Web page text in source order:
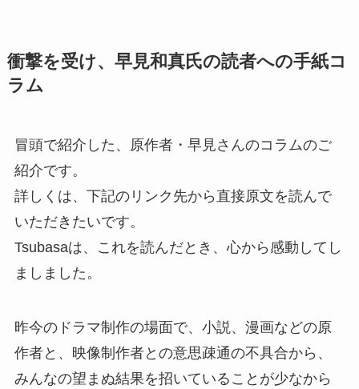
衝撃を受け、早見和真氏の読者への手紙コ
ラム
冒頭で紹介した、原作者・早見さんのコラムのご
紹介です。
詳しくは、下記のリンク先から直接原文を読んで
いただきたいです。
Tsubasaは、これを読んだとき、心から感動してし
ましました。
昨今のドラマ制作の場面で、小説、漫画などの原
作者と、映像制作者との意思疎通の不具合から、
みんなの望まぬ結果を招いていることが少なから